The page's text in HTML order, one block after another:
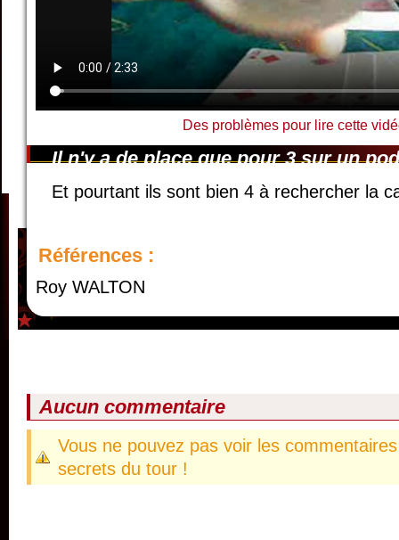
Des problèmes pour lire cette
Il n'y a de place que pour 3 sur un
Et pourtant ils sont bien 4 à rechercher la
Références :
Roy WALTON
Aucun commentaire
Vous ne pouvez pas voir les
secrets du tour !